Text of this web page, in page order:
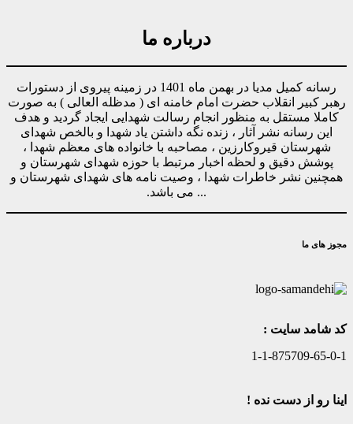
درباره ما
رسانه کمیل مدیا در بهمن ماه 1401 در زمینه پیروی از دستورات
رهبر کبیر انقلاب حضرت امام خامنه ای ( مدظله العالی ) به صورت
کاملا مستقل به منظور انجام رسالت شهدایی ایجاد گردید و هدف
این رسانه نشر آثار ، زنده نگه داشتن یاد شهدا و بالخص شهدای
شهرستان قیروکارزین ، مصاحبه با خانواده های معظم شهدا ،
پوشش دقیق و لحظه اخبار مرتبط با حوزه شهدای شهرستان و
همچنین نشر خاطرات شهدا ، وصیت نامه های شهدای شهرستان و
... می باشد.
مجوز های ما
کد شامد سایت :
1-1-875709-65-0-1
اینا رو از دست نده !